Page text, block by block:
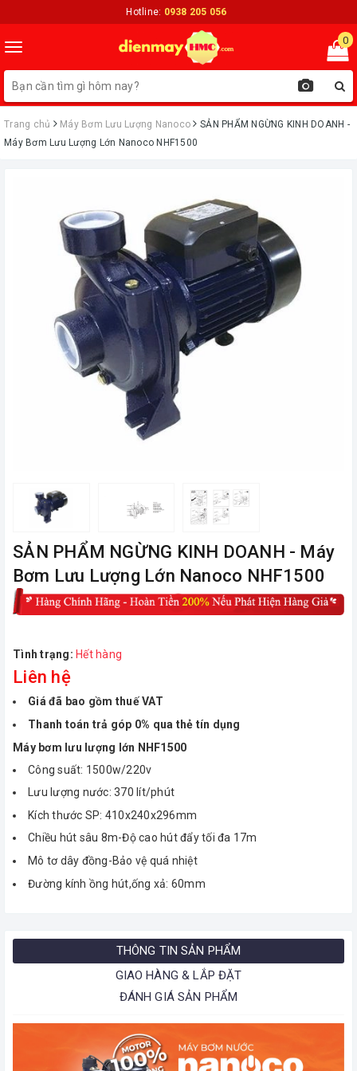
Hotline: 0938 205 056
Toggle
navigation
0
Trang chủ Máy Bơm Lưu Lượng Nanoco
ㅤSẢN PHẨM NGỪNG KINH DOANH -
Máy Bơm Lưu Lượng Lớn Nanoco NHF1500
ㅤSẢN PHẨM NGỪNG KINH DOANH - Máy
Bơm Lưu Lượng Lớn Nanoco NHF1500
Tình trạng: Hết hàng
Liên hệ
Giá đã bao gồm thuế VAT
Thanh toán trả góp 0% qua thẻ tín dụng
Máy bơm lưu lượng lớn NHF1500
Công suất: 1500w/220v
Lưu lượng nước: 370 lít/phút
Kích thước SP: 410x240x296mm
Chiều hút sâu 8m-Độ cao hút đẩy tối đa 17m
Mô tơ dây đồng-Bảo vệ quá nhiệt
Đường kính ồng hút,ống xả: 60mm
THÔNG TIN SẢN PHẨM
GIAO HÀNG & LẮP ĐẶT
ĐÁNH GIÁ SẢN PHẨM